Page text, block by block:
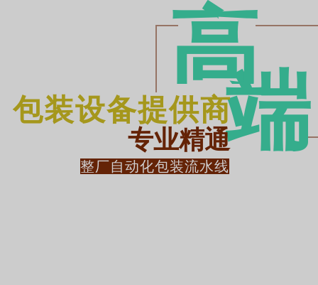
包装设备提供商
高
专业精通端​
整厂自动化包装流水线